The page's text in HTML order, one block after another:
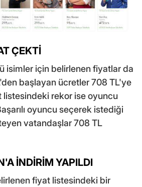
ÇEKTİ
isimler için belirlenen fiyatlar da
başlayan ücretler 708 TL'ye
listesindeki rekor ise oyuncu
oyuncu seçerek istediği
vatandaşlar 708 TL
İNDİRİM YAPILDI
fiyat listesindeki bir